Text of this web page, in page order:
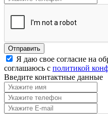
Я даю свое согласие на
соглашаюсь с политикой
Введите контактные данные